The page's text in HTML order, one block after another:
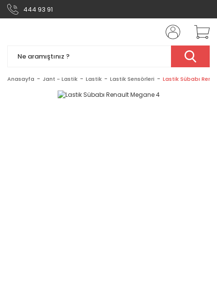
444 93 91
Anasayfa Jant - Lastik Lastik Lastik Sensörleri Lastik Sübabı